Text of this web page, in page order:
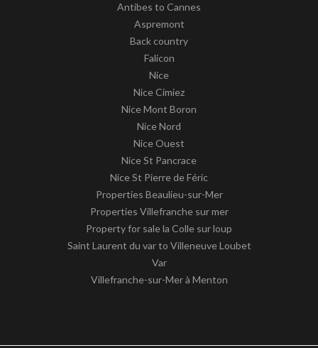
Antibes to Cannes
Aspremont
Back country
Falicon
Nice
Nice Cimiez
Nice Mont Boron
Nice Nord
Nice Ouest
Nice St Pancrace
Nice St Pierre de Féric
Properties Beaulieu-sur-Mer
Properties Villefranche sur mer
Property for sale la Colle sur loup
Saint Laurent du var to Villeneuve Loubet
Var
Villefranche-sur-Mer à Menton